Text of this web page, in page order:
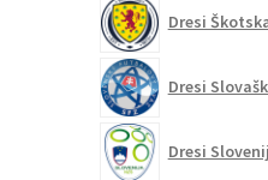
Dresi
Dresi
Dresi